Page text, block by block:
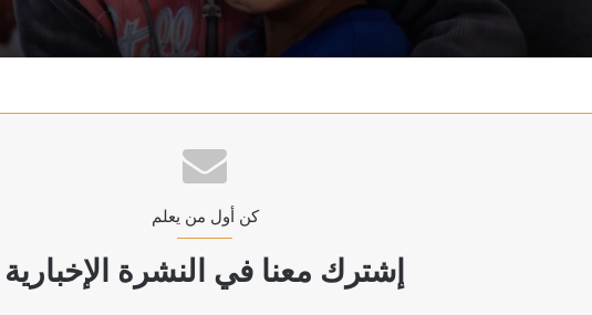
“اليونيسف”: مقتل 300 طفل في غزة خلال 300 يوم من وقف إطلاق النار
وزير الصحة اليمني يعلن مقتل مدنيين اثنين وإصابة 14 آخرين جراء هجمات الحوثيين على مدينة مأرب
كن أول من يعلم
إشترك معنا في النشرة الإخبارية